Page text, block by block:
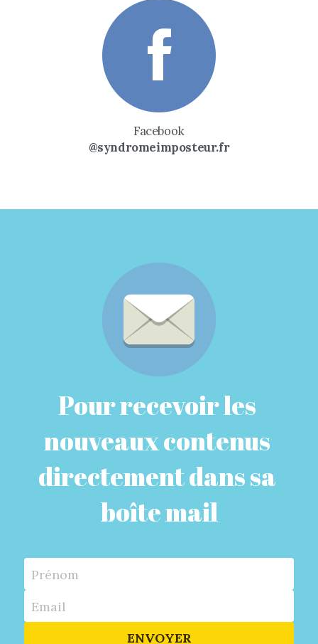
Facebook
@syndromeimposteur.fr
Pour recevoir les
nouveaux contenus
directement dans sa
boîte mail
Prénom
Email
ENVOYER